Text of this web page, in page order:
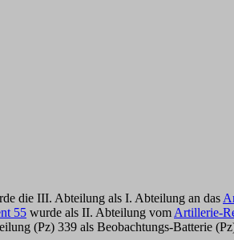
die III. Abteilung als I. Abteilung an das
55 wurde als II. Abteilung vom Artillerie-
(Pz) 339 als Beobachtungs-Batterie